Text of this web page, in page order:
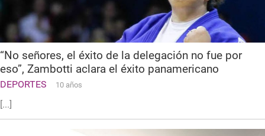
“No señores, el éxito de la delegación no fue por
eso”, Zambotti aclara el éxito panamericano
DEPORTES 10 años
[...]